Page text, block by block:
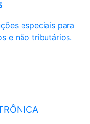
especiais para
e não tributários.